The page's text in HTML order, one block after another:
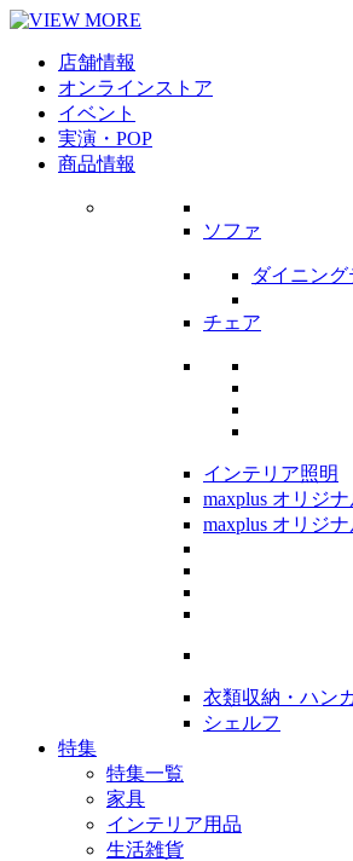
店舗情報
オンラインストア
イベント
実演・POP
商品情報
ソファ
ダイニン
チェア
インテリア照明
maxplus オリジ
maxplus オリジ
衣類収納・ハン
シェルフ
特集
特集一覧
家具
インテリア用品
生活雑貨